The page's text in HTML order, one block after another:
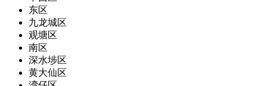
东区
九龙城区
观塘区
南区
深水埗区
黄大仙区